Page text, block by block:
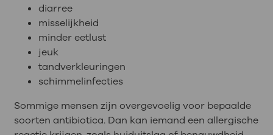
diarree
misselijkheid
minder eetlust
jeuk
tandverkleuringen
schimmelinfecties
Sommige mensen zijn overgevoelig voor bepaalde
soorten antibiotica. Dan kan iemand een allergische